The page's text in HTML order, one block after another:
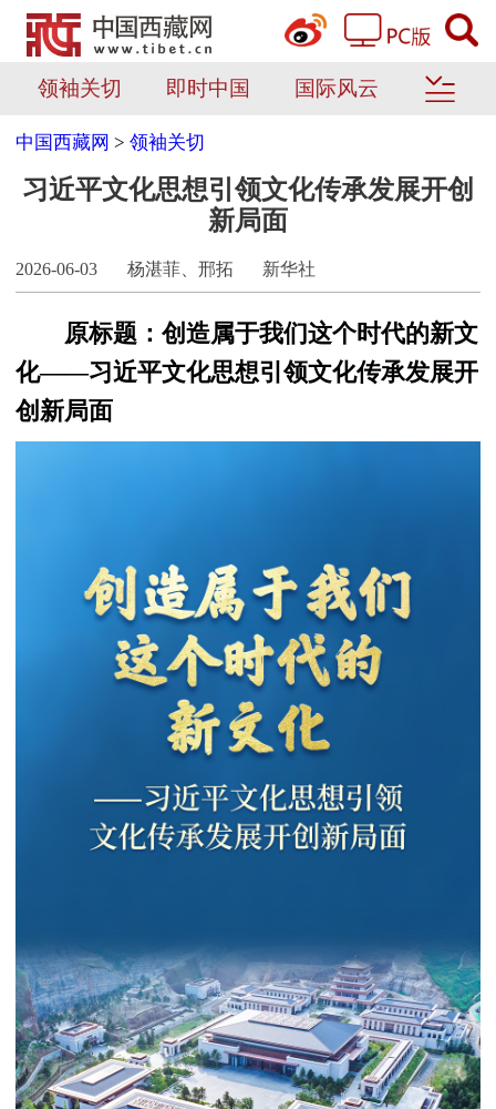
领袖关切 即时中国 国际风云
中国西藏网 >领袖关切
习近平文化思想引领文化传承发展开创
新局面
2026-06-03 杨湛菲、邢拓 新华社
原标题：创造属于我们这个时代的新文
化——习近平文化思想引领文化传承发展开
创新局面